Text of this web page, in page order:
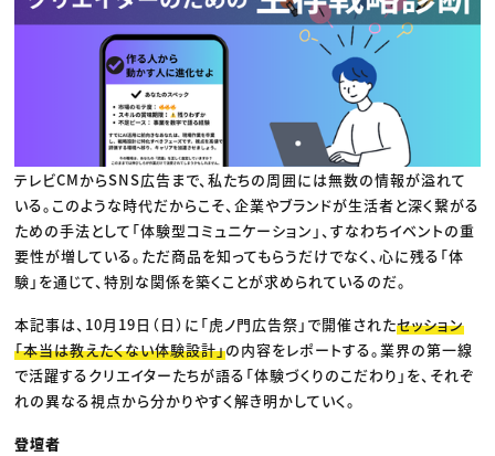
テレビCMからSNS広告まで、私たちの周囲には無数の情報が溢れて
いる。このような時代だからこそ、企業やブランドが生活者と深く繋がる
ための手法として「体験型コミュニケーション」、すなわちイベントの重
要性が増している。ただ商品を知ってもらうだけでなく、心に残る「体
験」を通じて、特別な関係を築くことが求められているのだ。
本記事は、10月19日（日）に「虎ノ門広告祭」で開催されたセッション
「本当は教えたくない体験設計」の内容をレポートする。業界の第一線
で活躍するクリエイターたちが語る「体験づくりのこだわり」を、それぞ
れの異なる視点から分かりやすく解き明かしていく。
登壇者